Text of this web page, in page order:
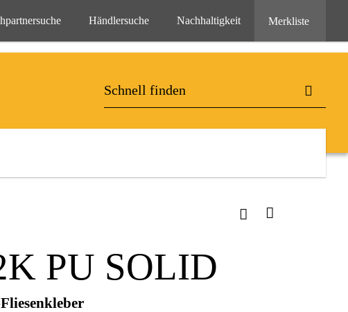
Händlersuche Nachhaltigkeit Merkliste
PU SOLID